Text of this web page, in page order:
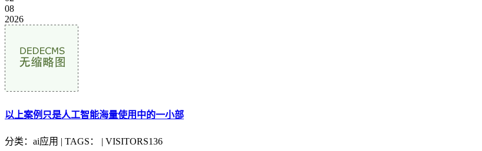
08
2026
以上案例只是人工智能海量使用中的一小部
分类：ai应用 | TAGS： | VISITORS136